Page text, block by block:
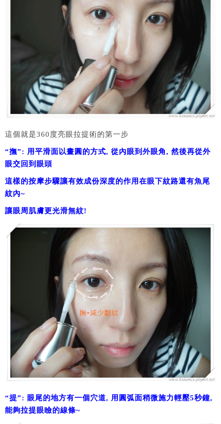
這個就是360度亮眼拉提術的第一步
“撫”: 用平滑面以畫圓的方式, 從內眼到外眼角, 然後再從外
眼交回到眼頭
這樣的按摩步驟讓有效成份深度的作用在眼下紋路還有魚尾
紋內~
讓眼周肌膚更光滑無紋!
“提”: 眼尾的地方有一個穴道, 用圓弧面稍微施力輕壓5秒鐘,
能夠拉提眼瞼的線條~